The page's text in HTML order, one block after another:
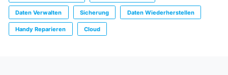
Daten Verwalten Sicherung Daten Wiederherstellen
Handy Reparieren Cloud